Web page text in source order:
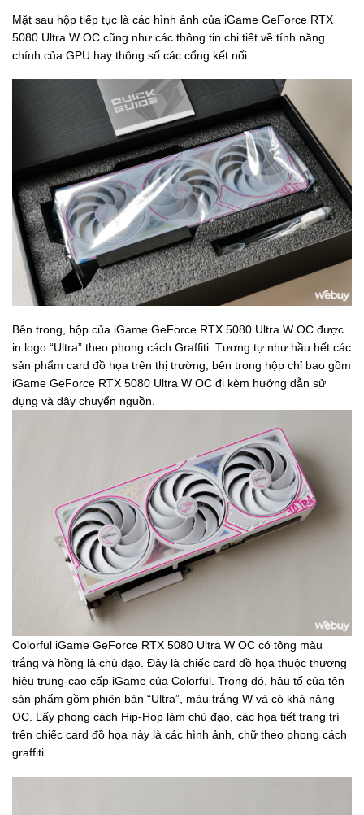
Mặt sau hộp tiếp tục là các hình ảnh của iGame GeForce RTX
5080 Ultra W OC cũng như các thông tin chi tiết về tính năng
chính của GPU hay thông số các cổng kết nối.
Bên trong, hộp của iGame GeForce RTX 5080 Ultra W OC được
in logo “Ultra” theo phong cách Graffiti. Tương tự như hầu hết các
sản phẩm card đồ họa trên thị trường, bên trong hộp chỉ bao gồm
iGame GeForce RTX 5080 Ultra W OC đi kèm hướng dẫn sử
dụng và dây chuyển nguồn.
Colorful iGame GeForce RTX 5080 Ultra W OC có tông màu
trắng và hồng là chủ đạo. Đây là chiếc card đồ họa thuộc thương
hiệu trung-cao cấp iGame của Colorful. Trong đó, hậu tố của tên
sản phẩm gồm phiên bản “Ultra”, màu trắng W và có khả năng
OC. Lấy phong cách Hip-Hop làm chủ đạo, các họa tiết trang trí
trên chiếc card đồ họa này là các hình ảnh, chữ theo phong cách
graffiti.